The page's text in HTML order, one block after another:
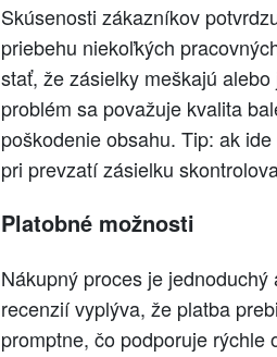
Skúsenosti zákazníkov
priebehu niekoľkých
stať, že zásielky meškajú
problém sa považuje kvalita
poškodenie obsahu. Tip: ak
pri prevzatí zásielku
Platobné možnosti
Nákupný proces je
recenzií vyplýva, že platba
promptne, čo podporuje rýchle